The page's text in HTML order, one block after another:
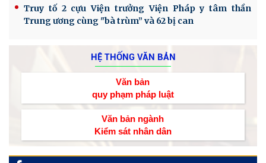
Truy tố 2 cựu Viện trưởng Viện Pháp y tâm thần
Trung ương cùng "bà trùm” và 62 bị can
HỆ THỐNG VĂN BẢN
Văn bản
quy phạm pháp luật
Văn bản ngành
Kiểm sát nhân dân